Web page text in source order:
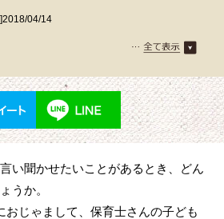
04/14
い聞かせたいことがあるとき、どん
うか。
おじゃまして、保育士さんの子ども